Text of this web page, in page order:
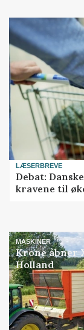
LÆSERBREVE
Debat:
kravene til
MASKINER
Krone åbner
Holland